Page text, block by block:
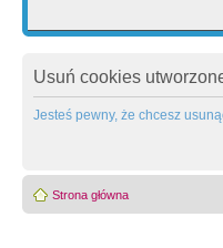
Usuń cookies
Jesteś pewny, że chcesz
Strona główna